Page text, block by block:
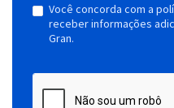
Você concorda com a
receber informações
Gran.